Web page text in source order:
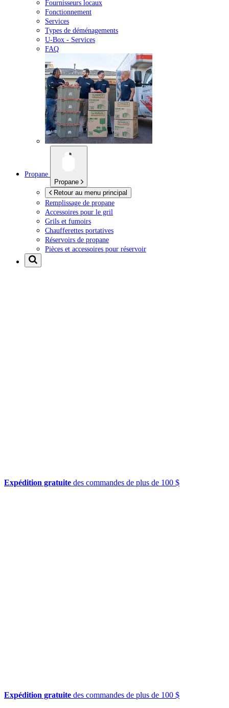
Fournisseurs locaux
Fonctionnement
Services
Types de déménagements
U-Box - Services
FAQ
Propane
Propane
Retour au menu principal
Remplissage de propane
Accessoires pour le gril
Grils et fumoirs
Chaufferettes portatives
Réservoirs de propane
Pièces et accessoires pour réservoir
Expédition gratuite des commandes de plus de 100 $
Expédition gratuite des commandes de plus de 100 $